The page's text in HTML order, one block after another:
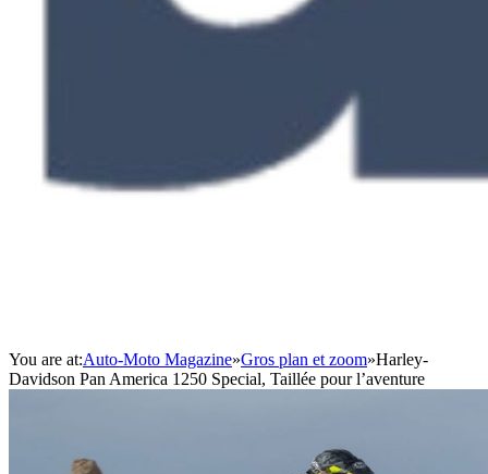
You are at:Auto-Moto Magazine»Gros plan et zoom»Harley-
Davidson Pan America 1250 Special, Taillée pour l’aventure